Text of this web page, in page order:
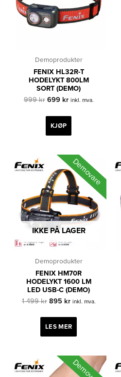
Demoprodukter
FENIX HL32R-T
HODELYKT 800LM
SORT (DEMO)
999kr Opprinnelig
var:
999 kr.
699 krNåværende
er:
inkl. mva.
KJØP
Demovare
IKKE PÅ LAGER
Demoprodukter
FENIX HM70R
HODELYKT 1600 LM
LED USB-C (DEMO)
1 499kr Opprinnelig
var:
1
895 krNåværende
er:
895 kr.
inkl. mva.
LES MER